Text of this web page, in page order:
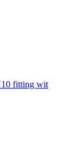
fitting wit